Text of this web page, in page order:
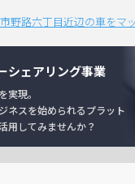
野路六丁目近辺の車をマ
シェアリング事業
実現。
ネスを始められるプラット
用してみませんか？